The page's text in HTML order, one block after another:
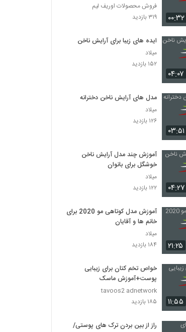
۰۰:۳۲
فروش محصولات اوریف لیم
۳۱۹ بازدید
۰۴:۰۷
ایده های زیبا برای آرایش ناخن
میلاد
۱۵۲ بازدید
۰۳:۵۱
مدل های آرایش ناخن دخترانه
میلاد
۱۲۶ بازدید
۰۴:۲۷
آموزش چند مدل آرایش ناخن
خوشگل برای بانوان
میلاد
۱۲۲ بازدید
۲۱:۲۵
آموزش مدل کوتاهی مو 2020 برای
خانم ها و آقایان
میلاد
۱۸۴ بازدید
۱۱:۵۵
خواص تخم کتان برای زیبایی
پوست+آموزش ماسک
tavoos2 adnetwork
۱۸۵ بازدید
راز از بین بردن ترک های پوستی/